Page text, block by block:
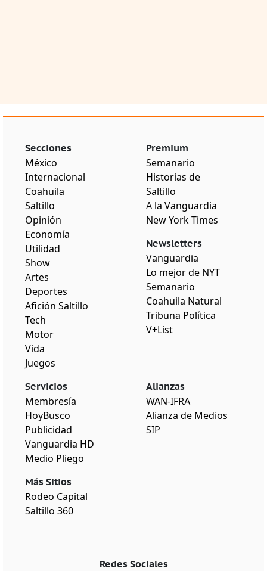
Secciones
México
Internacional
Coahuila
Saltillo
Opinión
Economía
Utilidad
Show
Artes
Deportes
Afición Saltillo
Tech
Motor
Vida
Juegos
Premium
Semanario
Historias de
Saltillo
A la Vanguardia
New York Times
Newsletters
Vanguardia
Lo mejor de NYT
Semanario
Coahuila Natural
Tribuna Política
V+List
Servicios
Membresía
HoyBusco
Publicidad
Vanguardia HD
Medio Pliego
Más Sitios
Rodeo Capital
Saltillo 360
Alianzas
WAN-IFRA
Alianza de Medios
SIP
Redes Sociales